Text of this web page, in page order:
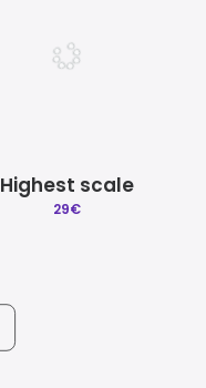
Highest scale
29€